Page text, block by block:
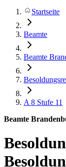
Startseite
Beamte
Beamte
A 8 Stufe 11
Beamte